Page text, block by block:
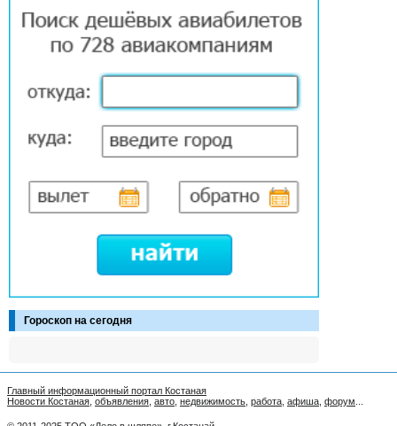
Гороскоп на сегодня
Главный информационный портал Костаная
Новости Костаная объявления авто недвижимость работа афиша форум